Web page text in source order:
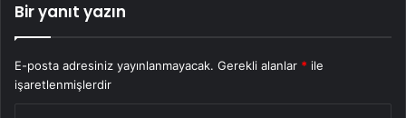
Bir yanıt yazın
E-posta adresiniz yayınlanmayacak. Gerekli alanlar * ile
işaretlenmişlerdir